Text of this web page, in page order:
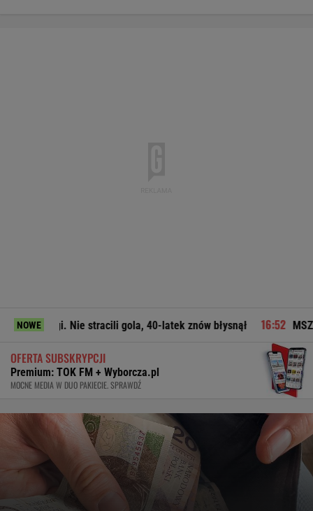
NOWE
Nie stracili gola, 40-latek znów błysnął MSZ
OFERTA SUBSKRYPCJI
Premium: TOK FM + Wyborcza.pl
MOCNE MEDIA W DUO PAKIECIE. SPRAWDŹ